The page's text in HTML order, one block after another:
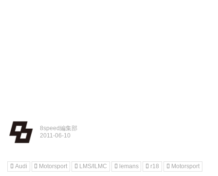
8speed編集部
Audi Motorsport LMS/ILMC lemans r18 Motorsport